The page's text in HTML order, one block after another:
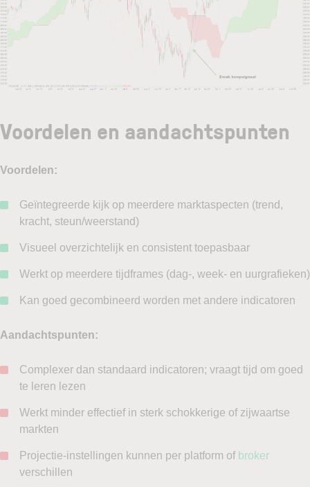
Voordelen en aandachtspunten
Voordelen:
Geïntegreerde kijk op meerdere marktaspecten (trend,
kracht, steun/weerstand)
Visueel overzichtelijk en consistent toepasbaar
Werkt op meerdere tijdframes (dag-, week- en uurgrafieken)
Kan goed gecombineerd worden met andere indicatoren
Aandachtspunten:
Complexer dan standaard indicatoren; vraagt tijd om goed
te leren lezen
Werkt minder effectief in sterk schokkerige of zijwaartse
markten
Projectie-instellingen kunnen per platform of broker
verschillen